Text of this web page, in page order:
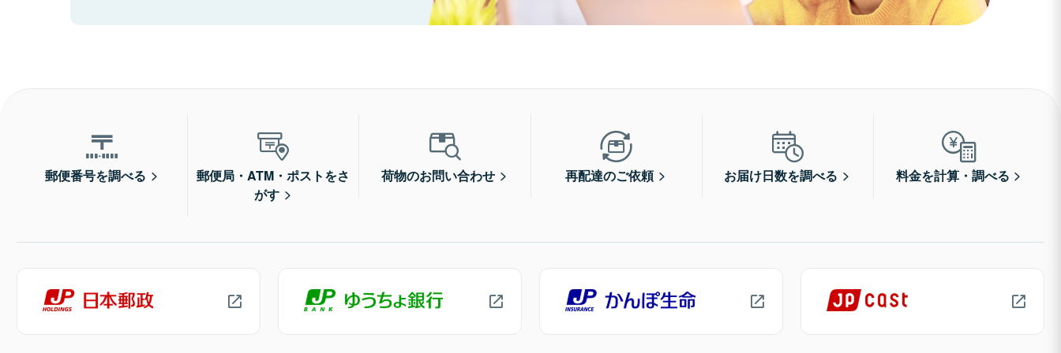
郵便番号を調べる
郵便局・ATM・ポストをさ
がす
荷物のお問い合わせ 再配達のご依頼 お届け日数を調べる 料金を計算・調べる